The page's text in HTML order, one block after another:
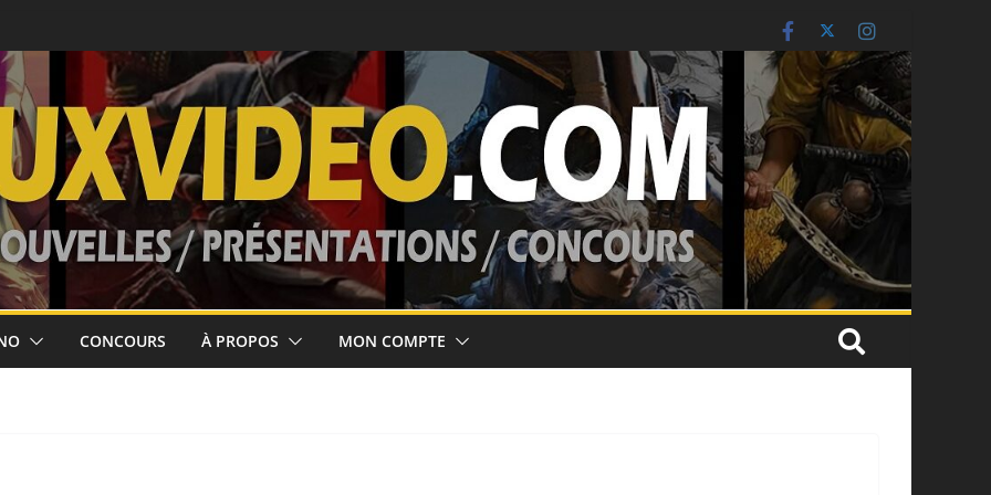
jusqu’au 10
2027
2026!
CONCOURS À PROPOS MON COMPTE